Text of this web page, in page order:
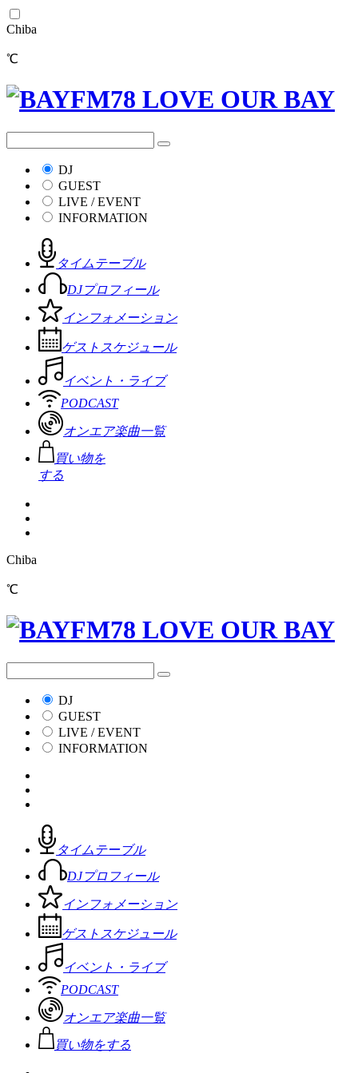
Chiba
℃
DJ
GUEST
LIVE / EVENT
INFORMATION
タイムテーブル
DJプロフィール
インフォメーション
ゲストスケジュール
イベント・ライブ
PODCAST
オンエア楽曲一覧
買い物を
する
Chiba
℃
DJ
GUEST
LIVE / EVENT
INFORMATION
タイムテーブル
DJプロフィール
インフォメーション
ゲストスケジュール
イベント・ライブ
PODCAST
オンエア楽曲一覧
買い物をする